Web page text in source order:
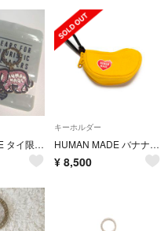
HUMAN MADE タイ限定 1stコレクション キーホルダー マグネット ヒューマンメイド
キーホルダー
HUMAN MADE バナナポーチ カラビナ付きBANANA POUCH 新品
¥ 8,500